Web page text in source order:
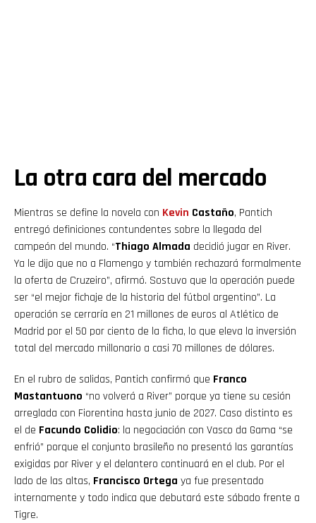
La otra cara del mercado
Mientras se define la novela con Kevin Castaño, Pantich
entregó definiciones contundentes sobre la llegada del
campeón del mundo. “Thiago Almada decidió jugar en River.
Ya le dijo que no a Flamengo y también rechazará formalmente
la oferta de Cruzeiro”, afirmó. Sostuvo que la operación puede
ser “el mejor fichaje de la historia del fútbol argentino”. La
operación se cerraría en 21 millones de euros al Atlético de
Madrid por el 50 por ciento de la ficha, lo que eleva la inversión
total del mercado millonario a casi 70 millones de dólares.
En el rubro de salidas, Pantich confirmó que Franco
Mastantuono “no volverá a River” porque ya tiene su cesión
arreglada con Fiorentina hasta junio de 2027. Caso distinto es
el de Facundo Colidio: la negociación con Vasco da Gama “se
enfrió” porque el conjunto brasileño no presentó las garantías
exigidas por River y el delantero continuará en el club. Por el
lado de las altas, Francisco Ortega ya fue presentado
internamente y todo indica que debutará este sábado frente a
Tigre.